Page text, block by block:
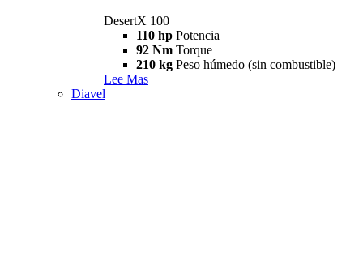
DesertX 100
110 hp Potencia
92 Nm Torque
210 kg Peso húmedo (sin combustible)
Lee Mas
Diavel